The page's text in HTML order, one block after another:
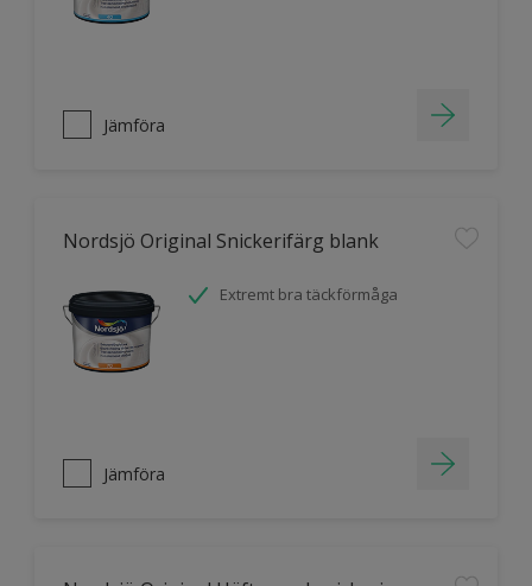
Jämföra
Nordsjö Original Snickerifärg blank
Extremt bra täckförmåga
Jämföra